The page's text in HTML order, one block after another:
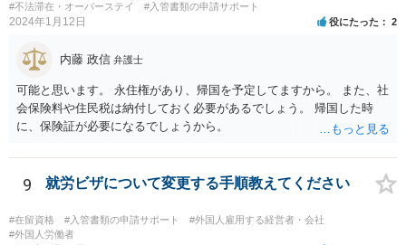
#不法滞在・オーバーステイ
#入管書類の申請サポート
2024年1月12日 役にたった 2
内藤 政信 弁護士
可能と思います。 永住権があり、帰国を予定してますから。 また、社
会保険料や住民税は納付しておく必要があるでしょう。 帰国した時
に、保険証が必要になるでしょうから。
9 就労ビザについて変更する手順教えてください
#在留資格 #入管書類の申請サポート
#外国人雇用する経営者・会社
#外国人労働者